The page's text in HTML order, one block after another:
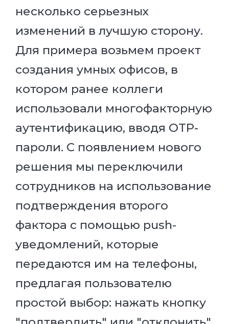
несколько серьезных
изменений в лучшую сторону.
Для примера возьмем проект
создания умных офисов, в
котором ранее коллеги
использовали многофакторную
аутентификацию, вводя OTP-
пароли. С появлением нового
решения мы переключили
сотрудников на использование
подтверждения второго
фактора с помощью push-
уведомлений, которые
передаются им на телефоны,
предлагая пользователю
простой выбор: нажать кнопку